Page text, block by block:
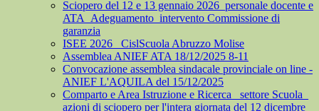
Sciopero del 12 e 13 gennaio 2026_personale docente e
ATA_Adeguamento_intervento Commissione di
garanzia
ISEE 2026_ CislScuola Abruzzo Molise
Assemblea ANIEF ATA 18/12/2025 8-11
Convocazione assemblea sindacale provinciale on line -
ANIEF L'AQUILA del 15/12/2025
Comparto e Area Istruzione e Ricerca_ settore Scuola_
azioni di sciopero per l'intera giornata del 12 dicembre